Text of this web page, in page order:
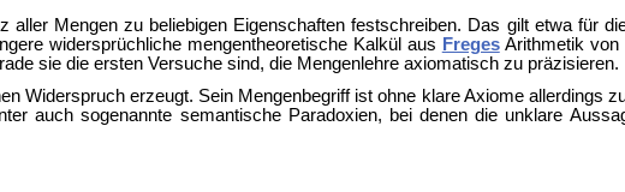
Mengen zu beliebigen Eigenschaften festschreiben. Das gilt etwa für
widersprüchliche mengentheoretische Kalkül aus FregesArithmetik von
sie die ersten Versuche sind, die Mengenlehre axiomatisch zu präzisieren.
Widerspruch erzeugt. Sein Mengenbegriff ist ohne klare Axiome allerdings
auch sogenannte semantische Paradoxien, bei denen die unklare